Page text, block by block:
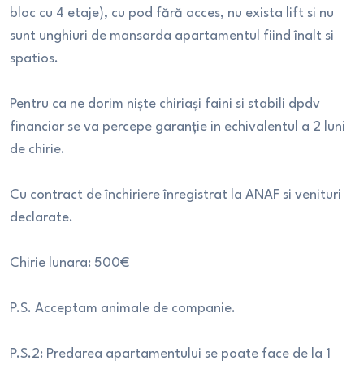
bloc cu 4 etaje), cu pod fără acces, nu exista lift si nu
sunt unghiuri de mansarda apartamentul fiind înalt si
spatios.
Pentru ca ne dorim niște chiriași faini si stabili dpdv
financiar se va percepe garanție in echivalentul a 2 luni
de chirie.
Cu contract de închiriere înregistrat la ANAF si venituri
declarate.
Chirie lunara: 500€
P.S. Acceptam animale de companie.
P.S.2: Predarea apartamentului se poate face de la 1